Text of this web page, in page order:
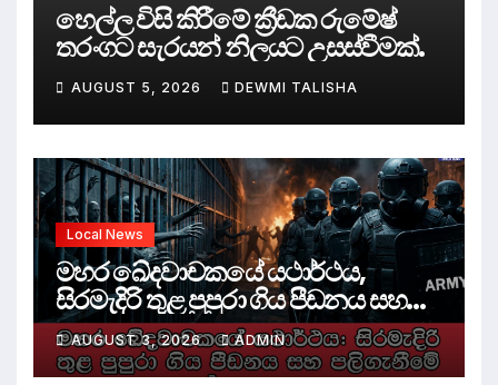
හෙල්ල විසි කිරීමේ ක්‍රීඩක රුමේෂ්
තරංගට සැරයන් නිලයට උසස්වීමක්.
AUGUST 5, 2026 DEWMI TALISHA
Local News
මහර ඛේදවාචකයේ යථාර්ථය,
සිරමැදිරි තුළ පුපුරා ගිය පීඩනය සහ
පලිගැනීමේ දේශපාලනය
AUGUST 3, 2026 ADMIN